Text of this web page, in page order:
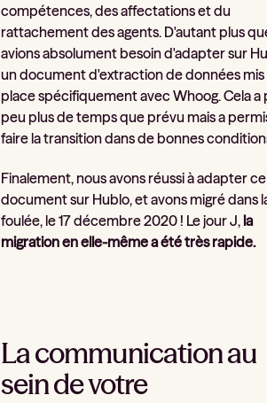
compétences, des affectations et du
rattachement des agents. D'autant plus
avions absolument besoin d'adapter sur
un document d'extraction de données mis
place spécifiquement avec Whoog. Cela a
peu plus de temps que prévu mais a
faire la transition dans de bonnes
Finalement, nous avons réussi à adapter ce
document sur Hublo, et avons migré dans
foulée, le 17 décembre 2020 ! Le jour J, la
migration en elle-même a été très rapide.
La communication au
sein de votre